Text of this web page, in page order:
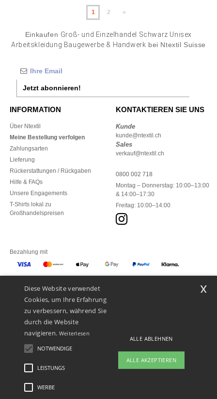
1 2 »
Einkaufen Groß- und Einzelhandel Schwarz Unisex
Arbeitskleidung Baugewerbe & Handwerk bei Ntextil Suisse
Jetzt abonnieren!
INFORMATION
Über Ntextil
Meine Bestellung verfolgen
Zahlungsarten
Lieferung
Rückerstattungen / Rückgaben
Hilfe & FAQs
Unsere Engagements
T-Shirts lokal zu
Großhandelspreisen
KONTAKTIEREN SIE UNS
Kunde
kunde@ntextil.ch
Sales
verkauf@ntextil.ch
0800 002 718
Montag – Donnerstag: 10:00–13:00
& 14:00–17:30
Freitag: 10:00–14:00
Bezahlung mit
Unsere Paketzusteller
Rechtliche Hinweise
Diese Website verwendet
Cookies, um Ihre Erfahrung
zu verbessern, während Sie
durch die Website
navigieren. Weiterlesen
NOTWENDIGE
LEISTUNGS
WERBE
ALLE ABLEHNEN
ALLE AKZEPTIEREN
x